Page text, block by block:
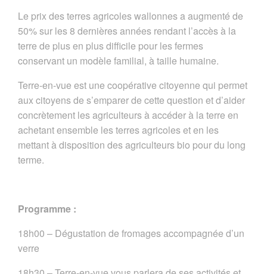
Le prix des terres agricoles wallonnes a augmenté de
50% sur les 8 dernières années rendant l’accès à la
terre de plus en plus difficile pour les fermes
conservant un modèle familial, à taille humaine.
Terre-en-vue est une coopérative citoyenne qui permet
aux citoyens de s’emparer de cette question et d’aider
concrètement les agriculteurs à accéder à la terre en
achetant ensemble les terres agricoles et en les
mettant à disposition des agriculteurs bio pour du long
terme.
Programme :
18h00 – Dégustation de fromages accompagnée d’un
verre